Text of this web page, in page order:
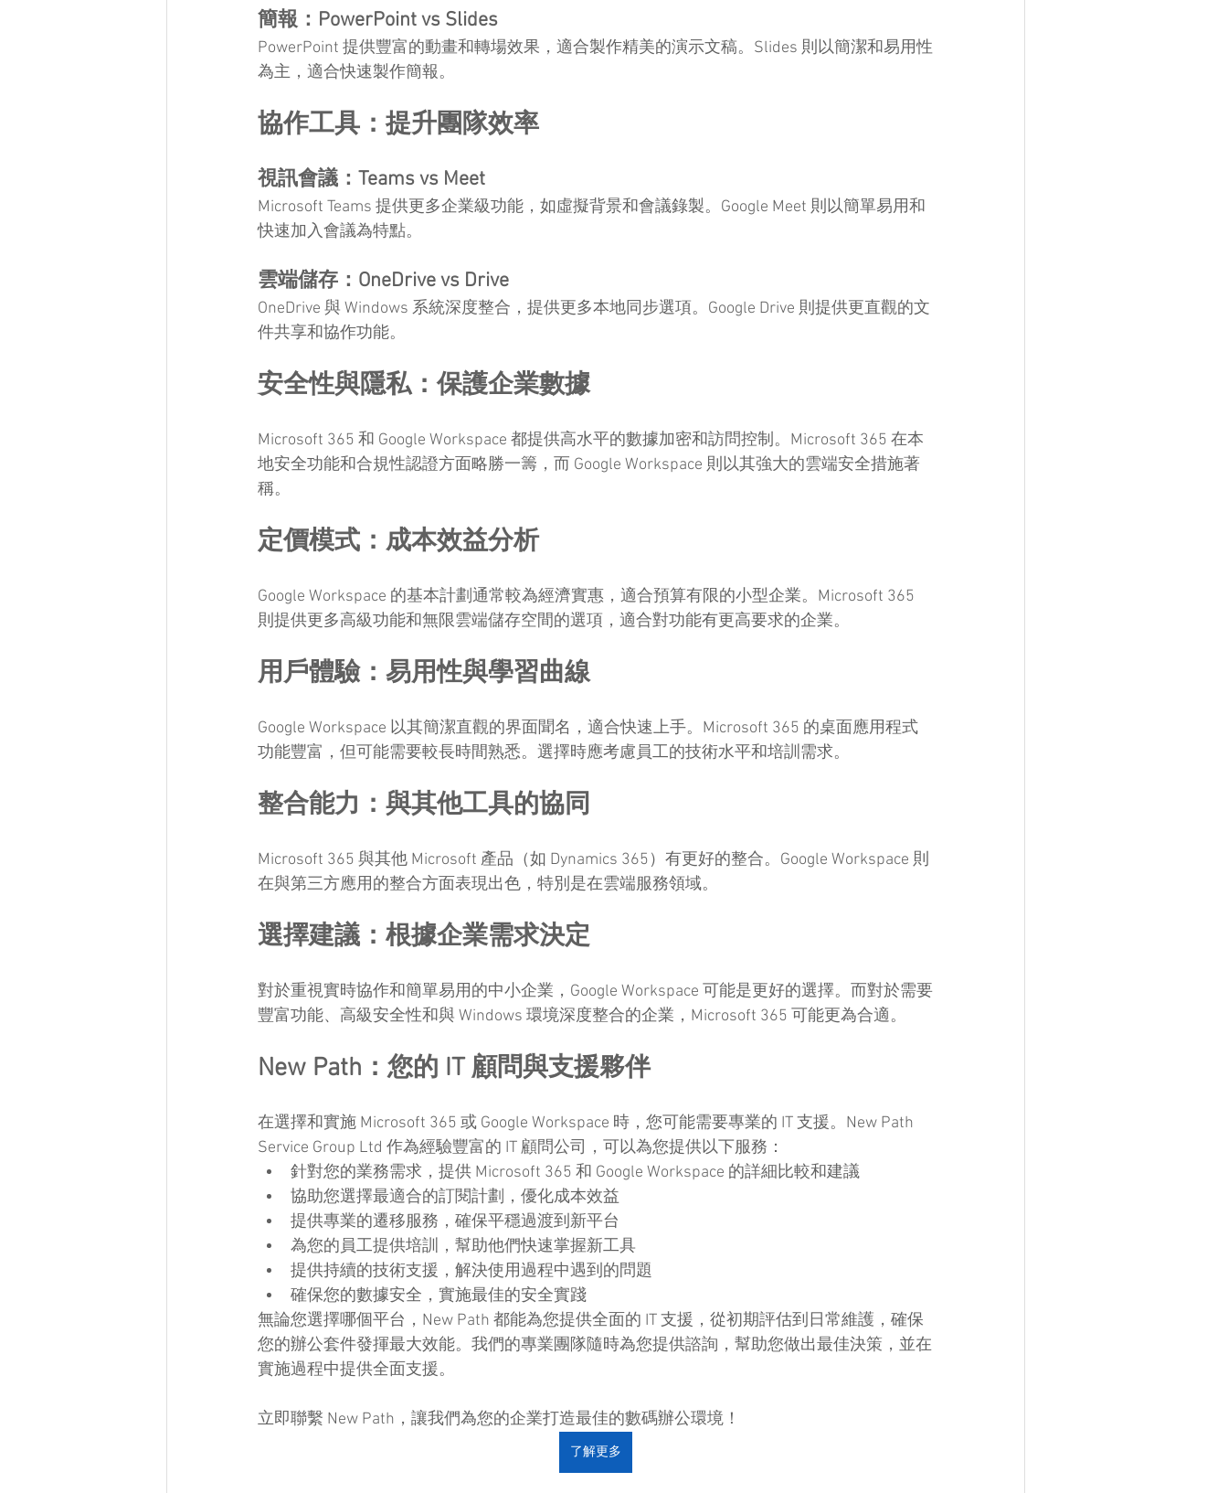
簡報：PowerPoint vs Slides
PowerPoint 提供豐富的動畫和轉場效果，適合製作精美的演示文稿。Slides 則以簡潔和易用性
為主，適合快速製作簡報。
協作工具：提升團隊效率
視訊會議：Teams vs Meet
Microsoft Teams 提供更多企業級功能，如虛擬背景和會議錄製。Google Meet 則以簡單易用和
快速加入會議為特點。
雲端儲存：OneDrive vs Drive
OneDrive 與 Windows 系統深度整合，提供更多本地同步選項。Google Drive 則提供更直觀的文
件共享和協作功能。
安全性與隱私：保護企業數據
Microsoft 365 和 Google Workspace 都提供高水平的數據加密和訪問控制。Microsoft 365 在本
地安全功能和合規性認證方面略勝一籌，而 Google Workspace 則以其強大的雲端安全措施著
稱。
定價模式：成本效益分析
Google Workspace 的基本計劃通常較為經濟實惠，適合預算有限的小型企業。Microsoft 365
則提供更多高級功能和無限雲端儲存空間的選項，適合對功能有更高要求的企業。
用戶體驗：易用性與學習曲線
Google Workspace 以其簡潔直觀的界面聞名，適合快速上手。Microsoft 365 的桌面應用程式
功能豐富，但可能需要較長時間熟悉。選擇時應考慮員工的技術水平和培訓需求。
整合能力：與其他工具的協同
Microsoft 365 與其他 Microsoft 產品（如 Dynamics 365）有更好的整合。Google Workspace 則
在與第三方應用的整合方面表現出色，特別是在雲端服務領域。
選擇建議：根據企業需求決定
對於重視實時協作和簡單易用的中小企業，Google Workspace 可能是更好的選擇。而對於需要
豐富功能、高級安全性和與 Windows 環境深度整合的企業，Microsoft 365 可能更為合適。
New Path：您的 IT 顧問與支援夥伴
在選擇和實施 Microsoft 365 或 Google Workspace 時，您可能需要專業的 IT 支援。New Path
Service Group Ltd 作為經驗豐富的 IT 顧問公司，可以為您提供以下服務：
針對您的業務需求，提供 Microsoft 365 和 Google Workspace 的詳細比較和建議
協助您選擇最適合的訂閱計劃，優化成本效益
提供專業的遷移服務，確保平穩過渡到新平台
為您的員工提供培訓，幫助他們快速掌握新工具
提供持續的技術支援，解決使用過程中遇到的問題
確保您的數據安全，實施最佳的安全實踐
無論您選擇哪個平台，New Path 都能為您提供全面的 IT 支援，從初期評估到日常維護，確保
您的辦公套件發揮最大效能。我們的專業團隊隨時為您提供諮詢，幫助您做出最佳決策，並在
實施過程中提供全面支援。
立即聯繫 New Path，讓我們為您的企業打造最佳的數碼辦公環境！
了解更多